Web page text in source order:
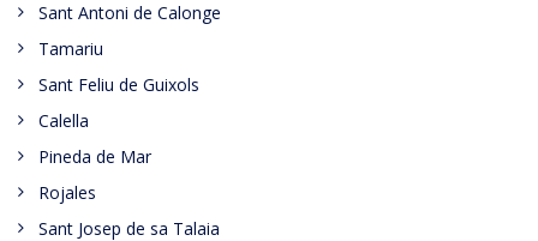
Sant Antoni de Calonge
Tamariu
Sant Feliu de Guixols
Calella
Pineda de Mar
Rojales
Sant Josep de sa Talaia